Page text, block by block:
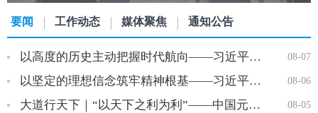
要闻 工作动态 媒体聚焦 通知公告
08-07
以高度的历史主动把握时代航向——习近平党建思想理论品格系列述…
08-06
以坚定的理想信念筑牢精神根基——习近平党建思想理论品格系列述…
08-05
大道行天下｜“以天下之利为利”——中国元首外交的世界情怀与大…